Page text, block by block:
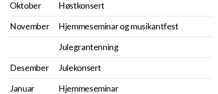
Oktober Høstkonsert
November Hjemmeseminar og musikantfest
Julegrantenning
Desember Julekonsert
Januar Hjemmeseminar
Kontingent
Grasrotandelen